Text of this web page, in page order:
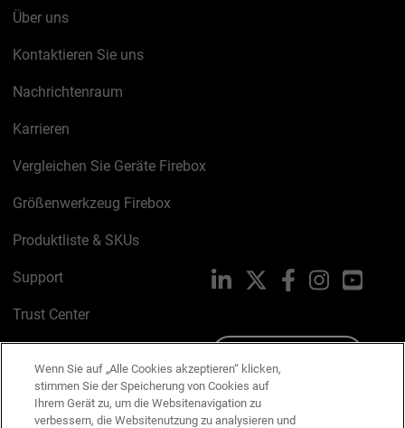
Über uns
Kontaktieren Sie uns
Nachrichtenraum
Karrieren
Vergleichen Sie Geräte Firebox
Größenwerkzeug Firebox
Produktliste & SKUs
Support
Trust Center
Cookie-Richtlinie
LinkedIn FacebookInstagram
Wenn Sie auf „Alle Cookies akzeptieren“ klicken,
stimmen Sie der Speicherung von Cookies auf
Ihrem Gerät zu, um die Websitenavigation zu
verbessern, die Websitenutzung zu analysieren und